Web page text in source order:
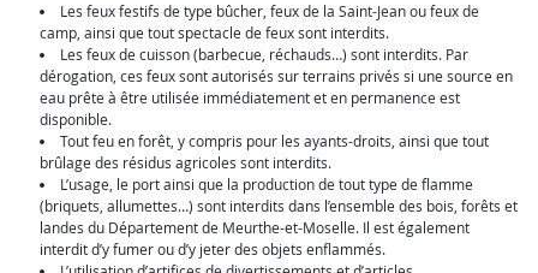
Les feux festifs de type bûcher, feux de la Saint-Jean ou feux de
camp, ainsi que tout spectacle de feux sont interdits.
Les feux de cuisson (barbecue, réchauds…) sont interdits. Par
dérogation, ces feux sont autorisés sur terrains privés si une source en
eau prête à être utilisée immédiatement et en permanence est
disponible.
Tout feu en forêt, y compris pour les ayants-droits, ainsi que tout
brûlage des résidus agricoles sont interdits.
L’usage, le port ainsi que la production de tout type de flamme
(briquets, allumettes…) sont interdits dans l’ensemble des bois, forêts et
landes du Département de Meurthe-et-Moselle. Il est également
interdit d’y fumer ou d’y jeter des objets enflammés.